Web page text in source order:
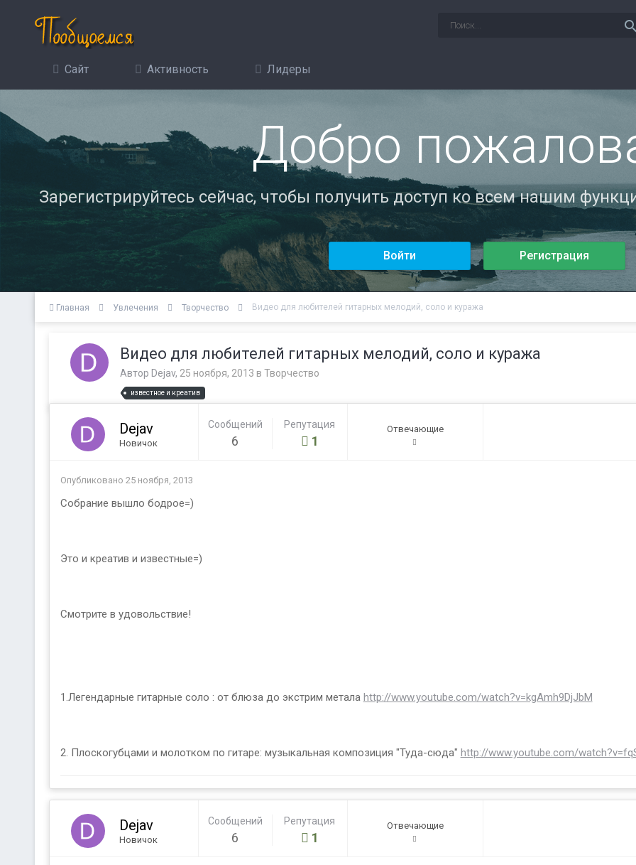
search
Сайт Активность Лидеры
Добро
Зарегистрируйтесь сейчас, чтобы получить доступ ко всем нашим
Войти Регистрация
Главная Увлечения Творчество Видео для любителей гитарных мелодий, соло и куража
Видео для любителей гитарных мелодий, соло и куража
Автор Dejav, 25 ноября, 2013 в Творчество
известное и креатив
Dejav
Новичок
Сообщений
6
Репутация
1
Отвечающие
Опубликовано 25 ноября, 2013
Собрание вышло бодрое=)
Это и креатив и известные=)
Смотрите в удовольствие!
1.Легендарные гитарные соло : от блюза до экстрим метала http://www.youtube.com/watch?v=kgAmh9DjJbM
2. Плоскогубцами и молотком по гитаре: музыкальная композиция "Туда-сюда" http://www.youtube.com/
Dejav
Новичок
Сообщений
6
Репутация
1
Отвечающие